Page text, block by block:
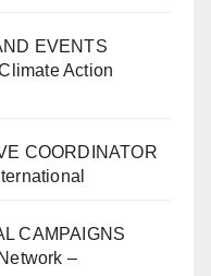
EVENTS
Action
COORDINATOR
CAMPAIGNS
–